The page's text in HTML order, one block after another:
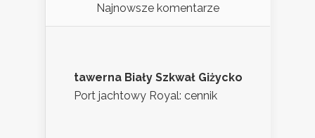
Najnowsze komentarze
tawerna Biały Szkwał Giżycko
Port jachtowy Royal: cennik